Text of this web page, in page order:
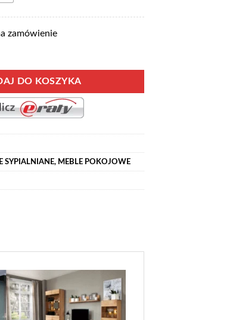
zamówienie
szafa z lustrem i szufladami na nóżkach 185 cm WYBÓR
DO KOSZYKA
SYPIALNIANE, MEBLE POKOJOWE